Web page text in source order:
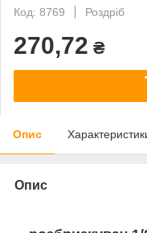
Код: 8769
Роздріб
270,72 ₴
Опис
Опис